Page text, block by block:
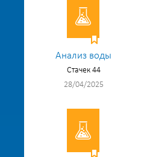
Анализ воды
Стачек 44
28/04/2025